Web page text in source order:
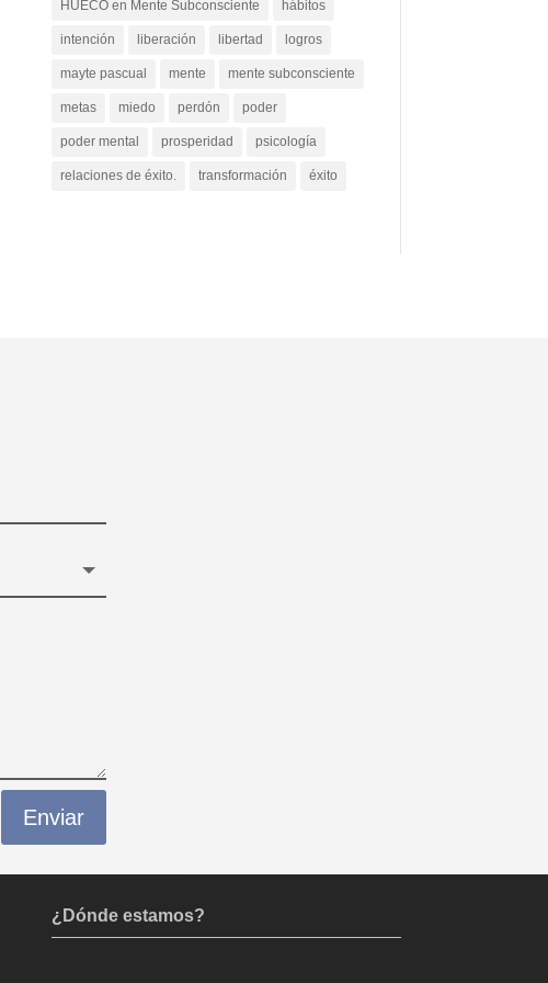
HUECO en Mente Subconsciente hábitos
intención liberación libertad logros
mayte pascual mente mente subconsciente
metas miedo perdón poder
poder mental prosperidad psicología
relaciones de éxito. transformación éxito
Enviar
¿Dónde estamos?